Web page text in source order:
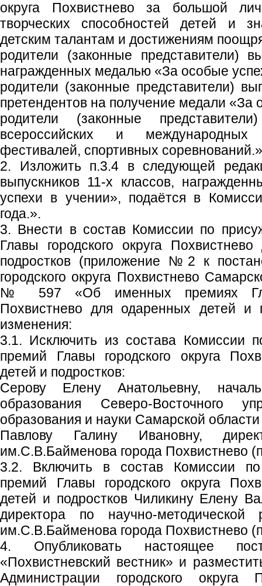
округа Похвистнево за большой
творческих способностей детей и
детским талантам и достижениям
родители (законные представители)
награжденных медалью «За особые
родители (законные представители)
претендентов на получение медали «За
родители (законные
всероссийских и международных
фестивалей, спортивных
2. Изложить п.3.4 в следующей
выпускников 11-х классов,
успехи в учении», подаётся в
года.».
3. Внести в состав Комиссии по
Главы городского округа
подростков (приложение №2 к
городского округа Похвистнево
№ 597 «Об именных премиях
Похвистнево для одаренных детей и
изменения:
3.1. Исключить из состава Комиссии
премий Главы городского округа
детей и подростков:
Серову Елену Анатольевну,
образования Северо-Восточного
образования и науки Самарской
Павлову Галину Ивановну,
им.С.В.Байменова города Похвистнево
3.2. Включить в состав Комиссии
премий Главы городского округа
детей и подростков Чиликину Елену
директора по научно-
им.С.В.Байменова города Похвистнево
4. Опубликовать настоящее
«Похвистневский вестник» и
Администрации городского округа